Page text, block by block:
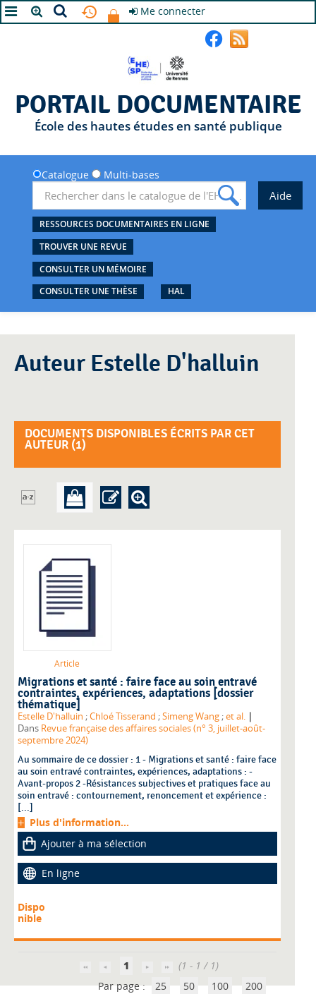
Me connecter
PORTAIL DOCUMENTAIRE
École des hautes études en santé publique
Catalogue Multi-bases
RESSOURCES DOCUMENTAIRES EN LIGNE
TROUVER UNE REVUE
CONSULTER UN MÉMOIRE
CONSULTER UNE THÈSE
HAL
Auteur Estelle D'halluin
DOCUMENTS DISPONIBLES ÉCRITS PAR CET
AUTEUR (1)
Article
Migrations et santé : faire face au soin entravé
contraintes, expériences, adaptations [dossier
thématique]
Estelle D'halluin ;Chloé Tisserand ;Simeng Wang ;et al. |
Dans Revue française des affaires sociales (n° 3, juillet-août-
septembre 2024)
Au sommaire de ce dossier : 1 - Migrations et santé : faire face
au soin entravé contraintes, expériences, adaptations : -
Avant-propos 2 -Résistances subjectives et pratiques face au
soin entravé : contournement, renoncement et expérience :
[...]
Plus d'information...
Ajouter à ma sélection
En ligne
Dispo
nible
1
(1 - 1 / 1)
Par page : 25 50 100 200